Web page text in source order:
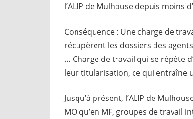
l’ALIP de Mulhouse depuis moins
Conséquence : Une charge de
récupèrent les dossiers des
… Charge de travail qui se répète
leur titularisation, ce qui entraîne
Jusqu’à présent, l’ALIP de
MO qu’en MF, groupes de travail